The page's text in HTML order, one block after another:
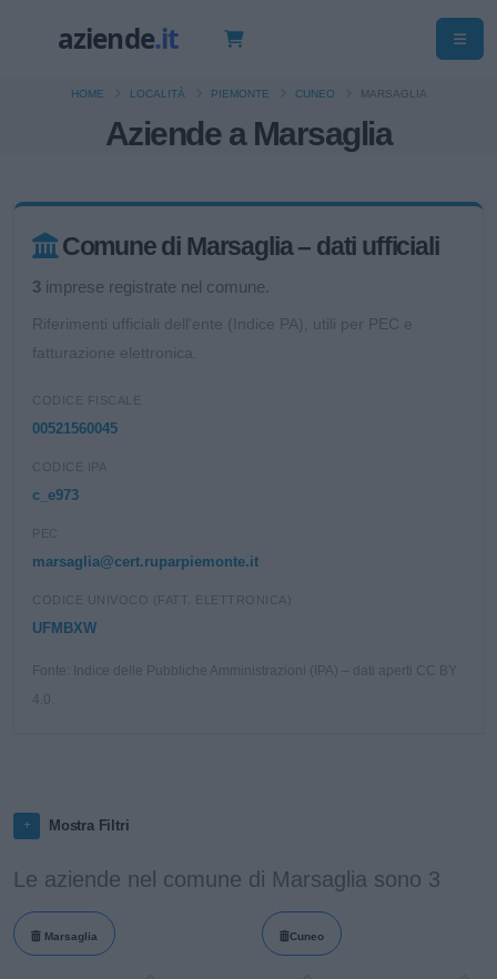
Aziende a Marsaglia
HOME LOCALITÀ PIEMONTE CUNEO MARSAGLIA
Comune di Marsaglia – dati ufficiali
3 imprese registrate nel comune.
Riferimenti ufficiali dell'ente (Indice PA), utili per PEC e
fatturazione elettronica.
CODICE FISCALE
00521560045
CODICE IPA
c_e973
PEC
marsaglia@cert.ruparpiemonte.it
CODICE UNIVOCO (FATT. ELETTRONICA)
UFMBXW
Fonte: Indice delle Pubbliche Amministrazioni (IPA) – dati aperti CC BY
Mostra Filtri
Le aziende nel comune di Marsaglia sono 3
Marsaglia Cuneo